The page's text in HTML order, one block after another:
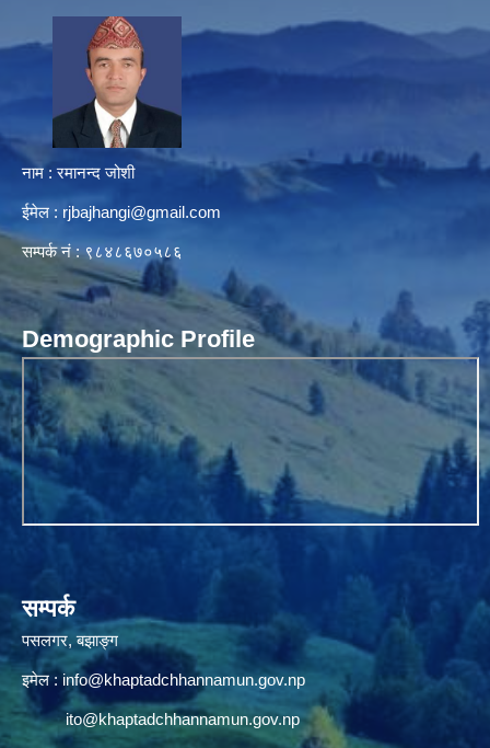
नाम : रमानन्द जोशी
ईमेल : rjbajhangi@gmail.com
सम्पर्क नं : ९८४८६७०५८६
Demographic Profile
सम्पर्क
पसलगर, बझाङ्ग
इमेल : info@khaptadchhannamun.gov.np
ito@khaptadchhannamun.gov.np